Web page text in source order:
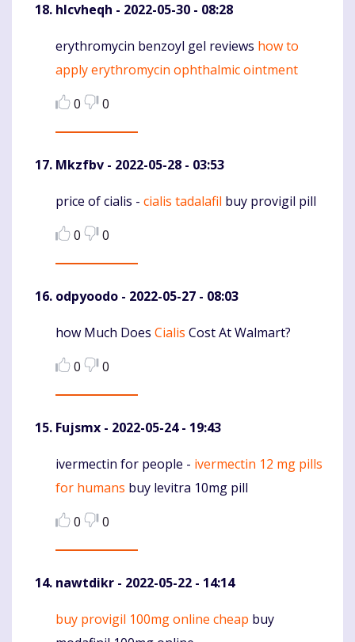
hlcvheqh - 2022-05-30 - 08:28
Komentaras
erythromycin benzoyl gel reviews how to
apply erythromycin ophthalmic ointment
0
0
Mkzfbv - 2022-05-28 - 03:53
Komentaras
price of cialis - cialis tadalafil buy provigil pill
0
0
odpyoodo - 2022-05-27 - 08:03
Komentaras
how Much Does Cialis Cost At Walmart?
0
0
Fujsmx - 2022-05-24 - 19:43
Komentaras
ivermectin for people - ivermectin 12 mg pills
for humans buy levitra 10mg pill
0
0
nawtdikr - 2022-05-22 - 14:14
Komentaras
buy provigil 100mg online cheap buy